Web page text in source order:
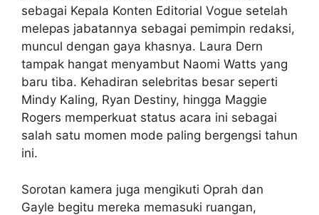
sebagai Kepala Konten Editorial Vogue setelah
melepas jabatannya sebagai pemimpin redaksi,
muncul dengan gaya khasnya. Laura Dern
tampak hangat menyambut Naomi Watts yang
baru tiba. Kehadiran selebritas besar seperti
Mindy Kaling, Ryan Destiny, hingga Maggie
Rogers memperkuat status acara ini sebagai
salah satu momen mode paling bergengsi tahun
ini.
Sorotan kamera juga mengikuti Oprah dan
Gayle begitu mereka memasuki ruangan,